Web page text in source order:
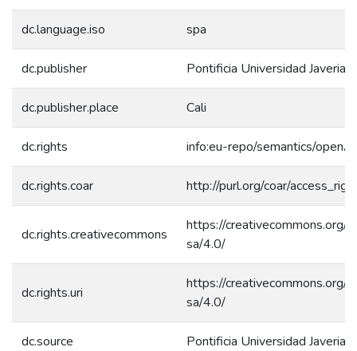
dc.language.iso spa
dc.publisher Pontificia Universidad
dc.publisher.place Cali
dc.rights info:eu-repo/semantics/
dc.rights.coar http://purl.org/coar/
dc.rights.creativecommons
https://creativecommons.org/
sa/4.0/
dc.rights.uri
https://creativecommons.org/
sa/4.0/
dc.source Pontificia Universidad